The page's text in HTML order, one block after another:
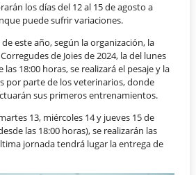
los días del 12 al 15 de agosto a
puede sufrir variaciones.
este año, según la organización, la
de Joies de 2024, la del lunes
18:00 horas, se realizará el pesaje y la
por parte de los veterinarios, donde
sus primeros entrenamientos.
13, miércoles 14 y jueves 15 de
las 18:00 horas), se realizarán las
jornada tendrá lugar la entrega de